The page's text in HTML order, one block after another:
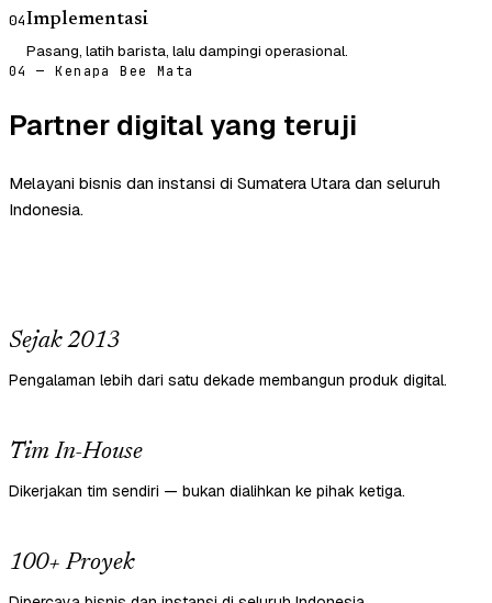
04Implementasi
Pasang, latih barista, lalu dampingi operasional.
04 — Kenapa Bee Mata
Partner digital yang teruji
Melayani bisnis dan instansi di Sumatera Utara dan seluruh
Indonesia.
Sejak 2013
Pengalaman lebih dari satu dekade membangun produk digital.
Tim In-House
Dikerjakan tim sendiri — bukan dialihkan ke pihak ketiga.
100+ Proyek